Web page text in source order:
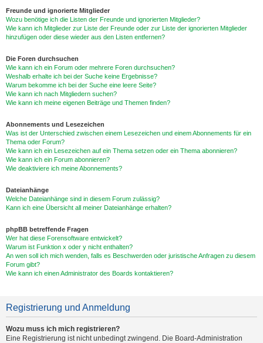
Freunde und ignorierte Mitglieder
Wozu benötige ich die Listen der Freunde und ignorierten Mitglieder?
Wie kann ich Mitglieder zur Liste der Freunde oder zur Liste der ignorierten Mitglieder
hinzufügen oder diese wieder aus den Listen entfernen?
Die Foren durchsuchen
Wie kann ich ein Forum oder mehrere Foren durchsuchen?
Weshalb erhalte ich bei der Suche keine Ergebnisse?
Warum bekomme ich bei der Suche eine leere Seite?
Wie kann ich nach Mitgliedern suchen?
Wie kann ich meine eigenen Beiträge und Themen finden?
Abonnements und Lesezeichen
Was ist der Unterschied zwischen einem Lesezeichen und einem Abonnements für ein
Thema oder Forum?
Wie kann ich ein Lesezeichen auf ein Thema setzen oder ein Thema abonnieren?
Wie kann ich ein Forum abonnieren?
Wie deaktiviere ich meine Abonnements?
Dateianhänge
Welche Dateianhänge sind in diesem Forum zulässig?
Kann ich eine Übersicht all meiner Dateianhänge erhalten?
phpBB betreffende Fragen
Wer hat diese Forensoftware entwickelt?
Warum ist Funktion x oder y nicht enthalten?
An wen soll ich mich wenden, falls es Beschwerden oder juristische Anfragen zu diesem
Forum gibt?
Wie kann ich einen Administrator des Boards kontaktieren?
Registrierung und Anmeldung
Wozu muss ich mich registrieren?
Eine Registrierung ist nicht unbedingt zwingend. Die Board-Administration